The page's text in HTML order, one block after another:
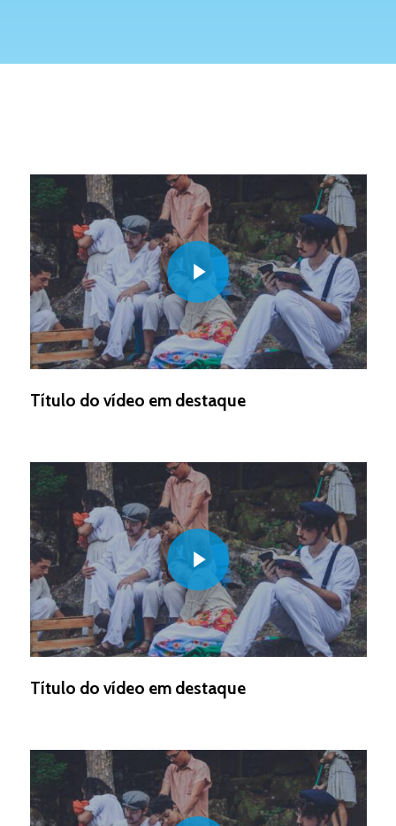
Play Video
Título do vídeo em destaque
Play Video
Título do vídeo em destaque
Play Video